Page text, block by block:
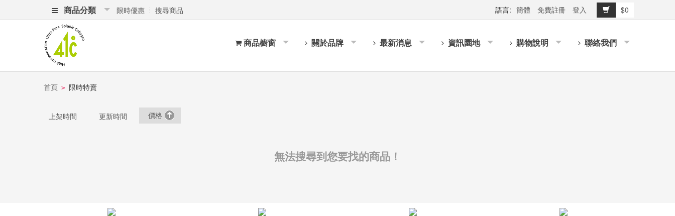
商品分類 限時優惠 搜尋商品 語言: 簡體 免費註冊 登入 $0
商品櫥窗 關於品牌 最新消息 資訊園地 購物說明 聯絡我們
首頁 > 限時特賣
上架時間 更新時間 價格
無法搜尋到您要找的商品！